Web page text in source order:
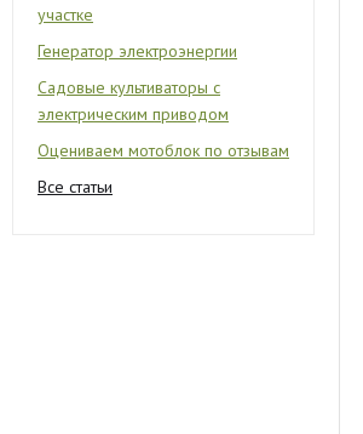
участке
Генератор электроэнергии
Садовые культиваторы с
электрическим приводом
Оцениваем мотоблок по отзывам
Все статьи